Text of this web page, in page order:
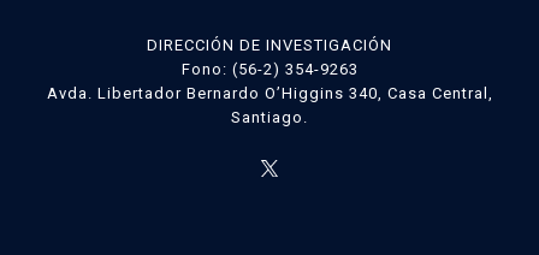
DIRECCIÓN DE INVESTIGACIÓN
Fono: (56-2) 354-9263
Avda. Libertador Bernardo O’Higgins 340, Casa Central,
Santiago.